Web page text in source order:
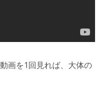
画を1回見れば、大体の